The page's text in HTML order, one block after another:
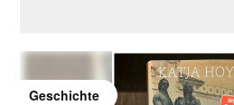
Geschichte